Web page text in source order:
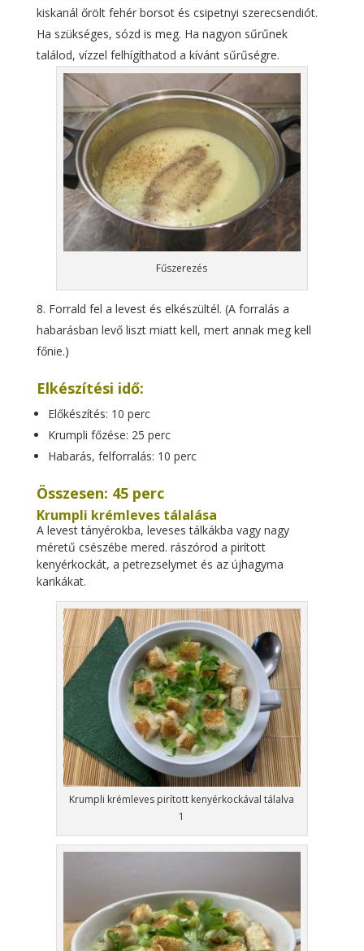
kiskanál őrölt fehér borsot és csipetnyi szerecsendiót.
Ha szükséges, sózd is meg. Ha nagyon sűrűnek
találod, vízzel felhígíthatod a kívánt sűrűségre.
Fűszerezés
Forrald fel a levest és elkészültél. (A forralás a
habarásban levő liszt miatt kell, mert annak meg kell
főnie.)
Elkészítési idő:
Előkészítés: 10 perc
Krumpli főzése: 25 perc
Habarás, felforralás: 10 perc
Összesen: 45 perc
Krumpli krémleves tálalása
A levest tányérokba, leveses tálkákba vagy nagy
méretű csészébe mered. rászórod a pirított
kenyérkockát, a petrezselymet és az újhagyma
karikákat.
Krumpli krémleves pirított kenyérkockával tálalva
1